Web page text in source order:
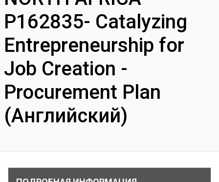
P162835- Catalyzing
Entrepreneurship for
Job Creation -
Procurement Plan
(Английский)